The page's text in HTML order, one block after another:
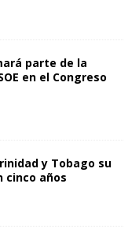
parte de la
en el Congreso
y Tobago su
cinco años